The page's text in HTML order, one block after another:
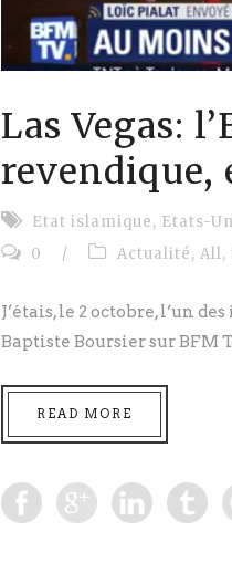
Las Vegas:
revendique,
Etat islamique, Etats-
0
/ Actualité, All,
J’étais, le 2 octobre, l’un
Baptiste Boursier sur BFM
READ MORE